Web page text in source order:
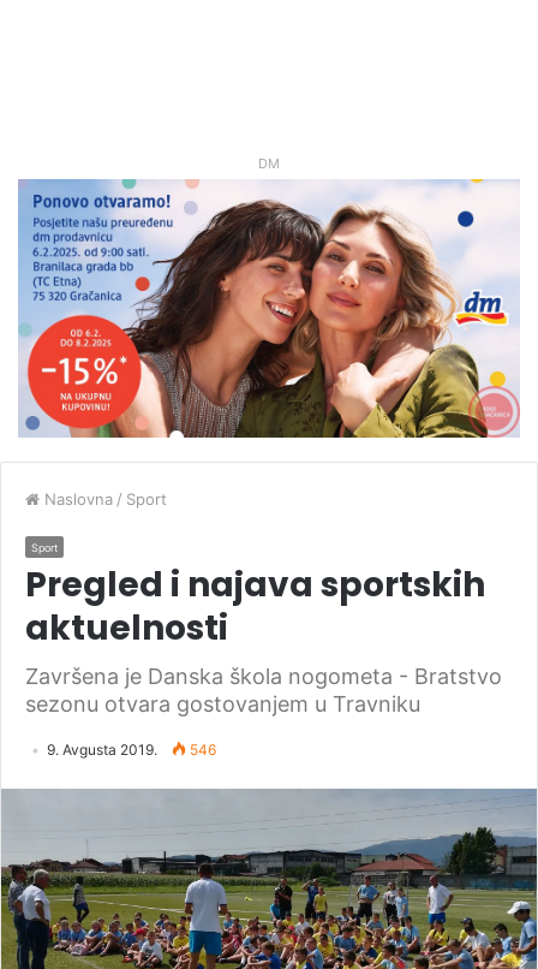
DM
Naslovna / Sport
Sport
Pregled i najava sportskih
aktuelnosti
Završena je Danska škola nogometa - Bratstvo
sezonu otvara gostovanjem u Travniku
9. Avgusta 2019. 546